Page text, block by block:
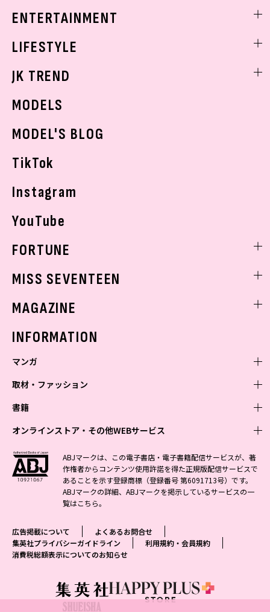
ベストコスメ
ボディケア
学校ヘアメイク
ENTERTAINMENT
K-POP
LIFESTYLE
モデルの購入品
JK TREND
MODELS
MODEL'S BLOG
TikTok
Instagram
YouTube
FORTUNE
MISS SEVENTEEN
MAGAZINE
INFORMATION
マンガ
少年マンガ
Vジャンプ
最強ジャンプ
少年ジャンプ+
ジャンプTOON
ジャンプルーキー！
S-MANGA
集英社コミック文庫
青年マンガ
ZEBRACK
S-MANGA
集英社ジャンプリミックス
週刊ヤングジャンプ
ヤングジャンプ定期購読デジタル
となりのヤングジャンプ
グランドジャンプ
少女マンガ
ZEBRACK
S-MANGA
集英社コミック文庫
マーガレット
別冊マーガレット
リマコミ
女性マンガ
ジャンプTOON
集英社コミック文庫
マンガMee公式サイト
リマコミ
Cookie
取材・ファッション
ファッション・美容
BAILA
MAQUIA
eclat
T JAPAN
MEN'S NON-NO
芸能・情報・スポーツ
週プレNEWS
週プレ グラジャパ!
書籍
文芸・文庫・総合
小説すばる
集英社 文芸ステーション
web 集英社文庫
アジア人物史
学芸・ノンフィクション・新書
1日5分で、明日は変わる よみタイ yomitai
集英社学芸部 - 学芸・ノンフィクション
集英社ビジネス書
集英社新書プラス - 知の水先案内人
kotoba
情報・知識＆オピニオン imidas
ライトノベル・ノベライズ
集英社オレンジ文庫
JUMP j-BOOKS
ダッシュエックス文庫公式サイト
集英社Webマガジン コバルト
集英社の児童図書 S-KIDS.LAND
オンラインストア・その他WEBサービス
オンラインストア
OTO
SHUEISHA MANGA-ART HERITAGE
ジャンプキャラクターズストア
HAPPY PLUS STORE
SHUEISHA VOX
LEEマルシェ
eclat premium
その他WEBサービス
集英社アドナビ
集英社エディターズ・ラボ
ABJマークは、この電子書店・電子書籍配信サービスが、著
作権者からコンテンツ使用許諾を得た正規版配信サービスで
あることを示す登録商標（登録番号 第6091713号）です。
ABJマークの詳細、ABJマークを掲示しているサービスの一
覧はこちら。
広告掲載について
よくあるお問合せ
集英社プライバシーガイドライン
利用規約・会員規約
消費税総額表示についてのお知らせ